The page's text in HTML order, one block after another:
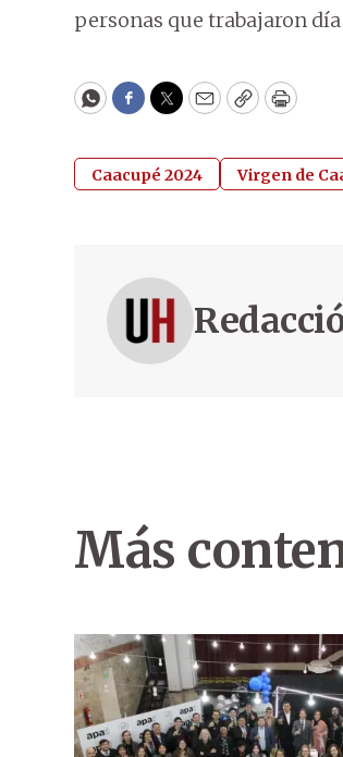
personas que trabajaron
WhatsApp
Facebook
Twitter
EmailCopyPrint
Caacupé 2024 Virgen de
Más